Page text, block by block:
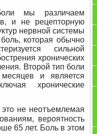
мы различаем
и не рецепторную
нервной системы
которая обычно
сильной
хронических
Второй тип боли
и является
хронические
не неотъемлемая
вероятность
65 лет. Боль в этом